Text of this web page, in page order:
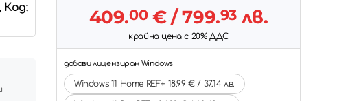
Код:
409.00€/ 799.93лв.
крайна цена с 20% ДДС
добави лицензиран Windows
Windows 11 Home REF+ 18.99 € / 37.14 лв.